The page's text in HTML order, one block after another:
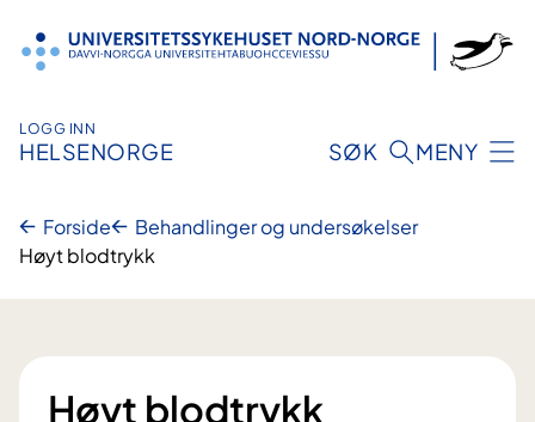
innhold
LOGG INN
HELSENORGE SØK MENY
Forside
Behandlinger og undersøkelser
Høyt blodtrykk
Høyt blodtrykk